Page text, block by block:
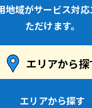
地域がサービス対
ただけます。
エリアから探
エリアから探す